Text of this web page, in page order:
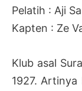
Pelatih : Aji
Kapten : Ze
Klub asal
1927.